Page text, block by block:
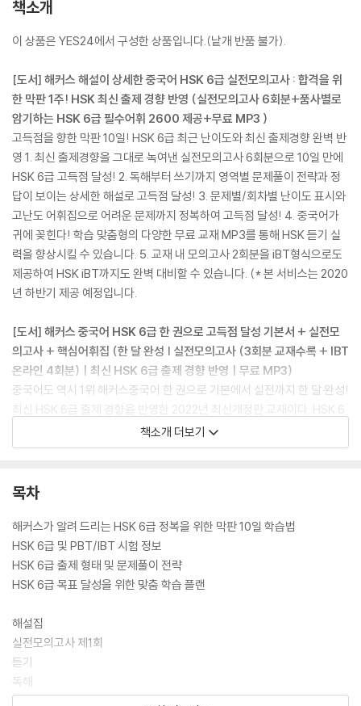
책소개
이 상품은 YES24에서 구성한 상품입니다.(낱개 반품 불가).
[도서] 해커스 해설이 상세한 중국어 HSK 6급 실전모의고사 : 합격을 위
한 막판 1주! HSK 최신 출제 경향 반영 (실전모의고사 6회분+품사별로
암기하는 HSK 6급 필수어휘 2600 제공+무료 MP3 )
고득점을 향한 막판 10일! HSK 6급 최근 난이도와 최신 출제경향 완벽 반
영 1. 최신 출제경향을 그대로 녹여낸 실전모의고사 6회분으로 10일 만에
HSK 6급 고득점 달성! 2. 독해부터 쓰기까지 영역별 문제풀이 전략과 정
답이 보이는 상세한 해설로 고득점 달성! 3. 문제별/회차별 난이도 표시와
고난도 어휘집으로 어려운 문제까지 정복하여 고득점 달성! 4. 중국어가
귀에 꽂힌다! 학습 맞춤형의 다양한 무료 교재 MP3를 통해 HSK 듣기 실
력을 향상시킬 수 있습니다. 5. 교재 내 모의고사 2회분을 iBT형식으로도
제공하여 HSK iBT까지도 완벽 대비할 수 있습니다. (* 본 서비스는 2020
년 하반기 제공 예정입니다.
[도서] 해커스 중국어 HSK 6급 한 권으로 고득점 달성 기본서 + 실전모
의고사 + 핵심어휘집 (한 달 완성 | 실전모의고사 (3회분 교재수록 + IBT
온라인 4회분)ㅣ최신 HSK 6급 출제 경향 반영ㅣ무료 MP3)
중국어도 역시 1위 해커스중국어 한 권으로 기본에서 실전까지 한 달 완성!
최신 HSK 6급 출제 경향을 반영한 2022년 최신개정판 교재이다. HSK 6
급 기본에서 실전까지 한 달 완성하자! IBT 시험까지 대비 가능한 무료 온
라인 서비스 프로그램. 실제 시험과 동일한 구성 및 난이도의 [실전모의고
도 문장분석] & [필수 요약스킬]. 사전이 필요 없는 풍부한 어휘 정리와 상
습플랜] 수록했다. 다양한 버전의 [교재 무료 MP3] & 다운로드 없이 즉시
학습이 가능한 [QR 코드] 제공한다. 시험장까지 들고 가는 [HSK 6급 고
득점 대비 핵심어휘집]이 있다.
로 HSK 6급 2500단어 30일 완성ㅣ최신출제 포인트 반영 + 미니 실전
모의고사 2회분 제공, HSK 고난도 어휘, 보카 수록
〈해커스 HSK 6급 단어장 큰글씨 확대판〉 출간! 주제별 연상암기로 HSK 6
급 2500단어 30일 완성! 최신 출제경향 완벽 반영 큰글씨로 더욱 잘 보이
게! 분권으로 더욱 가볍고 간편하다! HSK 6급 2500단어 30일 완성하자!
책소개 더보기
목차
해커스가 알려 드리는 HSK 6급 정복을 위한 막판 10일 학습법
HSK 6급 및 PBT/IBT 시험 정보
HSK 6급 출제 형태 및 문제풀이 전략
HSK 6급 목표 달성을 위한 맞춤 학습 플랜
해설집
실전모의고사 제1회
듣기
독해
쓰기